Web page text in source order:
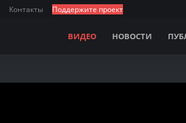
Контакты Поддержите проект
ВИДЕО НОВОСТИ